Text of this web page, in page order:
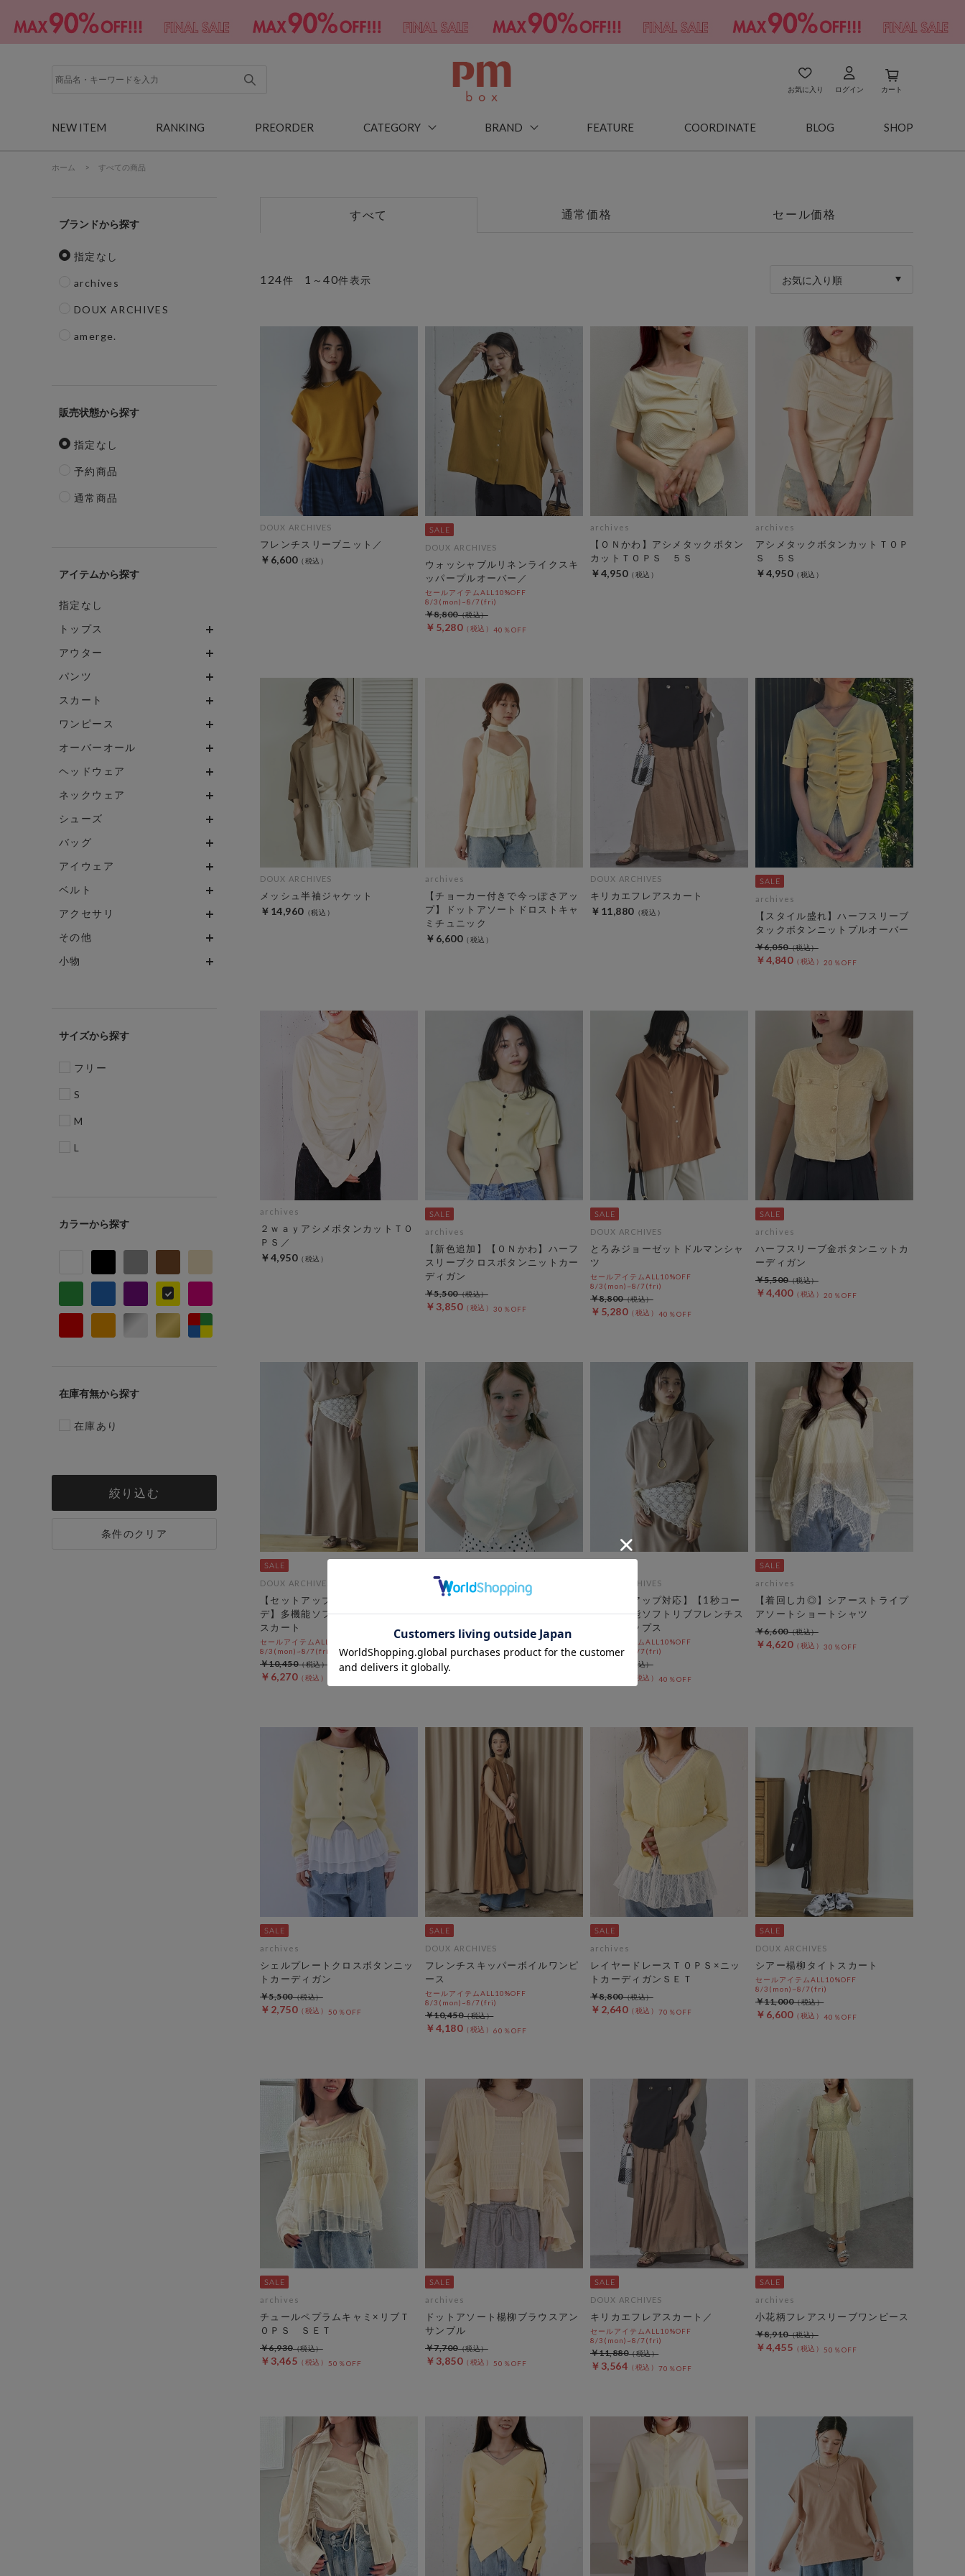
お気に入り ログイン カート
NEW ITEM RANKING PREORDER CATEGORY BRAND FEATURE COORDINATE BLOG SHOP
ホーム > すべての商品
ブランド
指定なし
archives
DOUX ARCHIVES
amerge.
販売状態
指定なし
予約商品
通常商品
アイテム
指定なし
トップス
アウター
パンツ
スカート
ワンピース
オーバーオール
ヘッドウェア
ネックウェア
シューズ
バッグ
アイウェア
ベルト
アクセサリ
その他
小物
サイズ
フリー
S
M
L
カラー
在庫有無
在庫あり
絞り込む
条件のクリア
すべて 通常価格 セール価格
124件 1 ～40件表示 お気に入り順
DOUX ARCHIVES
フレンチスリーブニット／
￥6,600
DOUX ARCHIVES
ウォッシャブルリネンライクスキ
ッパープルオーバー／
セールアイテムALL10%OFF
8/3(mon)~8/7(fri)
￥5,280 40％OFF
￥8,800
archives
【ＯＮかわ】アシメタックボタン
カットＴＯＰＳ ５Ｓ
￥4,950
archives
アシメタックボタンカットＴＯＰ
Ｓ ５Ｓ
￥4,950
DOUX ARCHIVES
メッシュ半袖ジャケット
￥14,960
archives
【チョーカー付きで今っぽさアッ
プ】ドットアソートドロストキャ
ミチュニック
￥6,600
DOUX ARCHIVES
キリカエフレアスカート
￥11,880
archives
【スタイル盛れ】ハーフスリーブ
タックボタンニットプルオーバー
￥4,840 20％OFF
￥6,050
archives
２ｗａｙアシメボタンカットＴＯ
ＰＳ／
￥4,950
archives
【新色追加】【ＯＮかわ】ハーフ
スリーブクロスボタンニットカー
ディガン
￥3,850 30％OFF
￥5,500
DOUX ARCHIVES
とろみジョーゼットドルマンシャ
ツ
セールアイテムALL10%OFF
8/3(mon)~8/7(fri)
￥5,280 40％OFF
￥8,800
archives
ハーフスリーブ金ボタンニットカ
ーディガン
￥4,400 20％OFF
￥5,500
DOUX ARCHIVES
【セットアップ対応】【1秒コー
デ】多機能ソフトリブセミフレア
スカート
セールアイテムALL10%OFF
8/3(mon)~8/7(fri)
￥6,270
￥10,450
archives
【レースが彩る夏の万能ニット】
ハーフスリーブレースレイヤード
ニットカーディガン
￥4,235 30％OFF
DOUX ARCHIVES
【セットアップ対応】【1秒コー
デ】多機能ソフトリブフレンチス
リーブトップス
セールアイテムALL10%OFF
8/3(mon)~8/7(fri)
40％OFF
archives
【着回し力◎】シアーストライプ
アソートショートシャツ
￥4,620 30％OFF
￥6,600
archives
シェルプレートクロスボタンニッ
トカーディガン
￥2,750 50％OFF
￥5,500
DOUX ARCHIVES
フレンチスキッパーボイルワンピ
ース
セールアイテムALL10%OFF
8/3(mon)~8/7(fri)
￥4,180 60％OFF
￥10,450
archives
レイヤードレースＴＯＰＳ×ニッ
トカーディガンＳＥＴ
￥2,640 70％OFF
￥8,800
DOUX ARCHIVES
シアー楊柳タイトスカート
セールアイテムALL10%OFF
8/3(mon)~8/7(fri)
￥6,600 40％OFF
￥11,000
archives
チュールペプラムキャミ×リブＴ
ＯＰＳ ＳＥＴ
￥3,465 50％OFF
￥6,930
archives
ドットアソート楊柳ブラウスアン
サンブル
￥3,850 50％OFF
￥7,700
DOUX ARCHIVES
キリカエフレアスカート／
セールアイテムALL10%OFF
8/3(mon)~8/7(fri)
￥3,564 70％OFF
￥11,880
archives
小花柄フレアスリーブワンピース
￥4,455 50％OFF
￥8,910